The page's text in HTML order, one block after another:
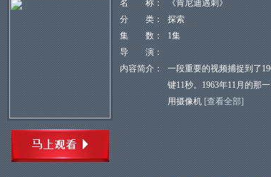
名 称：
《肯尼迪遇刺》
分 类：
探索
集 数：
1集
导 演：
内容简介：
一段重要的视频捕捉到了
键11秒。1963年11月的那
用摄像机 [查看全部]